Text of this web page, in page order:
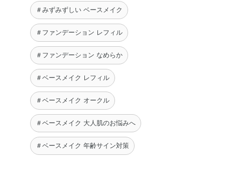
＃みずみずしい ベースメイク
＃ファンデーション レフィル
＃ファンデーション なめらか
＃ベースメイク レフィル
＃ベースメイク オークル
＃ベースメイク 大人肌のお悩みへ
＃ベースメイク 年齢サイン対策